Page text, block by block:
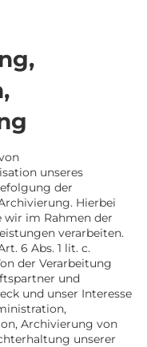
unseres
der
Hierbei
wir im Rahmen der
verarbeiten.
6 Abs. 1 lit. c.
der Verarbeitung
und
und unser Interesse
Archivierung von
unserer